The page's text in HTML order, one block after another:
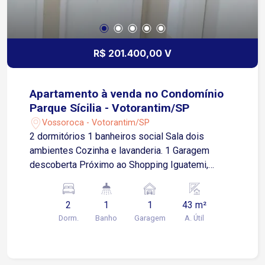
R$ 201.400,00 V
Apartamento à venda no Condomínio
Parque Sícilia - Votorantim/SP
Vossoroca - Votorantim/SP
2 dormitórios 1 banheiros social Sala dois
ambientes Cozinha e lavanderia. 1 Garagem
descoberta Próximo ao Shopping Iguatemi,
2
Dorm.
1
Banho
1
Garagem
43 m²
A. Útil